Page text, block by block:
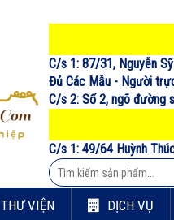
C/s 1: 87/31, Nguyễn
Đủ Các Mẫu - Người
C/s 2: Số 2, ngõ đường
C/s 1: 49/64 Huỳnh
THƯ VIỆN DỊCH VỤ